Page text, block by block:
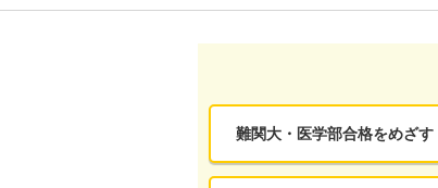
難関大・医学部合格をめざす